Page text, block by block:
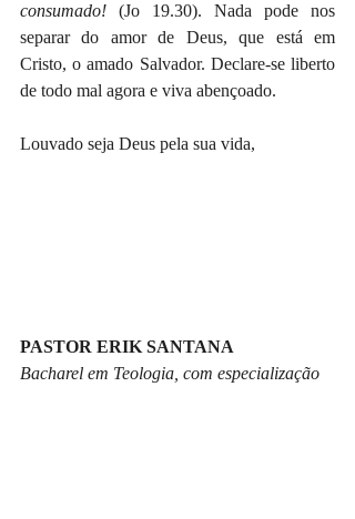
consumado! (Jo 19.30). Nada pode nos
separar do amor de Deus, que está em
Cristo, o amado Salvador. Declare-se liberto
de todo mal agora e viva abençoado.
Louvado seja Deus pela sua vida,
PASTOR ERIK SANTANA
Bacharel em Teologia, com especialização